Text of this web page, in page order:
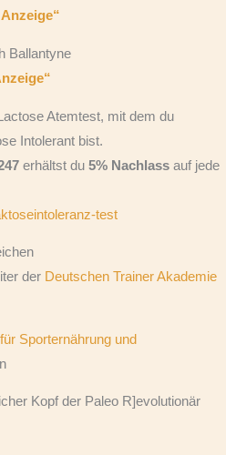
Ballantyne
Atemtest, mit dem du
Intolerant bist.
erhältst du 5% Nachlass auf jede
test
der Deutschen Trainer Akademie
Sporternährung und
Kopf der Paleo R]evolutionär